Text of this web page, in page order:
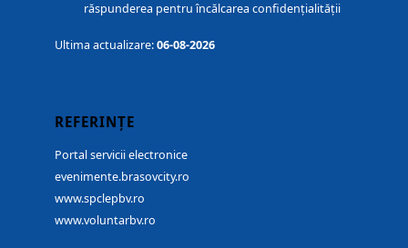
răspunderea pentru încălcarea confidențialității
Ultima actualizare:06-08-2026
REFERINȚE
Portal servicii electronice
evenimente.brasovcity.ro
www.spclepbv.ro
www.voluntarbv.ro